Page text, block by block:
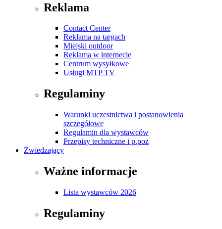
Reklama
Contact Center
Reklama na targach
Miejski outdoor
Reklama w internecie
Centrum wysyłkowe
Usługi MTP TV
Regulaminy
Warunki uczestnictwa i postanowienia
szczegółowe
Regulamin dla wystawców
Przepisy techniczne i p.poż
Zwiedzający
Ważne informacje
Lista wystawców 2026
Regulaminy